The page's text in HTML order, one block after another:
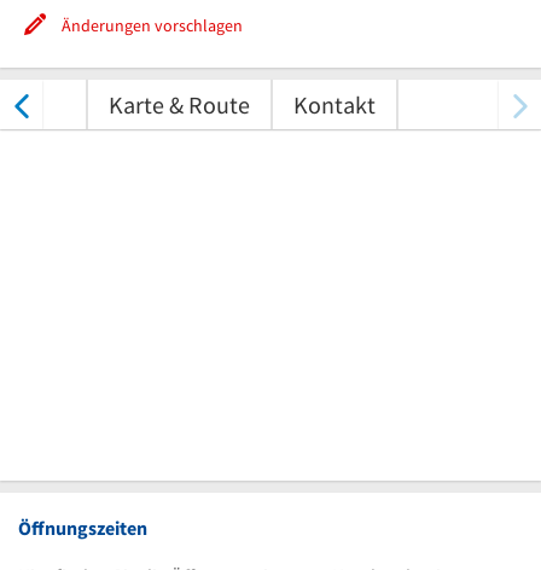
Änderungen vorschlagen
Karte & Route Kontakt
Öffnungszeiten